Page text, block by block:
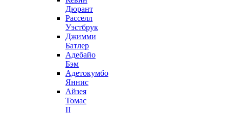
Дюрант
Расселл
Уэстбрук
Джимми
Батлер
Адебайо
Бэм
Адетокумбо
Яннис
Айзея
Томас
II